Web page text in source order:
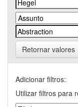
Retornar valores
Adicionar filtros:
Utilizar filtros para